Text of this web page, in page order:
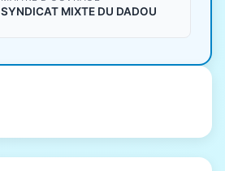
SYNDICAT MIXTE DU DADOU